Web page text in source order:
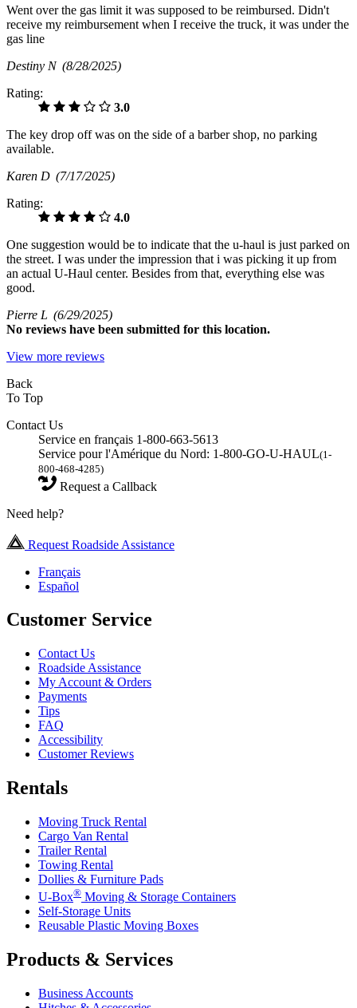
Went over the gas limit it was supposed to be reimbursed. Didn't
receive my reimbursement when I receive the truck, it was under the
gas line
Destiny N (8/28/2025)
Rating:
3.0
The key drop off was on the side of a barber shop, no parking
available.
Karen D (7/17/2025)
Rating:
4.0
One suggestion would be to indicate that the u-haul is just parked on
the street. I was under the impression that i was picking it up from
an actual U-Haul center. Besides from that, everything else was
good.
Pierre L (6/29/2025)
No reviews have been submitted for this location.
View more reviews
Back
To Top
Contact Us
Service en français 1-800-663-5613
Service pour l'Amérique du Nord: 1-800-GO-U-HAUL(1-
800-468-4285)
Request a Callback
Need help?
Request Roadside Assistance
Français
Español
Customer Service
Contact Us
Roadside Assistance
My Account & Orders
Payments
Tips
FAQ
Accessibility
Customer Reviews
Rentals
Moving Truck Rental
Cargo Van Rental
Trailer Rental
Towing Rental
Dollies & Furniture Pads
U-Box® Moving & Storage Containers
Self-Storage Units
Reusable Plastic Moving Boxes
Products & Services
Business Accounts